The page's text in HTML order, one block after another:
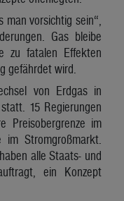
vorsichtig sein“,
Gas bleibe
zu fatalen Effekten
gefährdet wird.
von Erdgas in
15 Regierungen
Preisobergrenze im
Stromgroßmarkt.
alle Staats- und
ein Konzept